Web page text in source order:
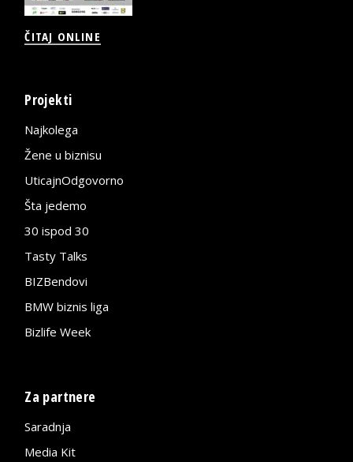
ČITAJ ONLINE
Projekti
Najkolega
Žene u biznisu
UticajnOdgovorno
Šta jedemo
30 ispod 30
Tasty Talks
BIZBendovi
BMW biznis liga
Bizlife Week
Za partnere
Saradnja
Media Kit